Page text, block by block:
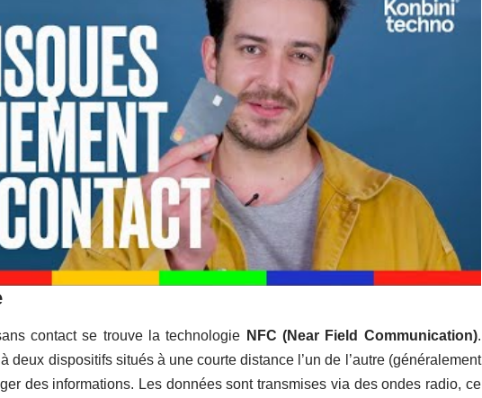
contact se trouve la technologie NFC (Near Field Communication).
deux dispositifs situés à une courte distance l’un de l’autre (généralement
des informations. Les données sont transmises via des ondes radio, ce